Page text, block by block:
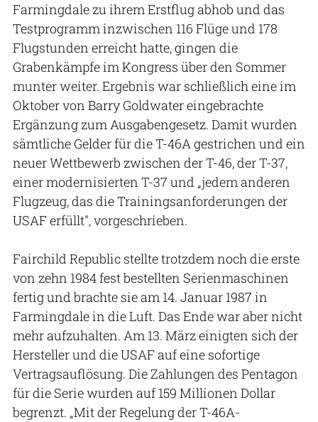
Farmingdale zu ihrem Erstflug abhob und das
Testprogramm inzwischen 116 Flüge und 178
Flugstunden erreicht hatte, gingen die
Grabenkämpfe im Kongress über den Sommer
munter weiter. Ergebnis war schließlich eine im
Oktober von Barry Goldwater eingebrachte
Ergänzung zum Ausgabengesetz. Damit wurden
sämtliche Gelder für die T-46A gestrichen und ein
neuer Wettbewerb zwischen der T-46, der T-37,
einer modernisierten T-37 und „jedem anderen
Flugzeug, das die Trainingsanforderungen der
USAF erfüllt", vorgeschrieben.
Fairchild Republic stellte trotzdem noch die erste
von zehn 1984 fest bestellten Serienmaschinen
fertig und brachte sie am 14. Januar 1987 in
Farmingdale in die Luft. Das Ende war aber nicht
mehr aufzuhalten. Am 13. März einigten sich der
Hersteller und die USAF auf eine sofortige
Vertragsauflösung. Die Zahlungen des Pentagon
für die Serie wurden auf 159 Millionen Dollar
begrenzt. „Mit der Regelung der T-46A-